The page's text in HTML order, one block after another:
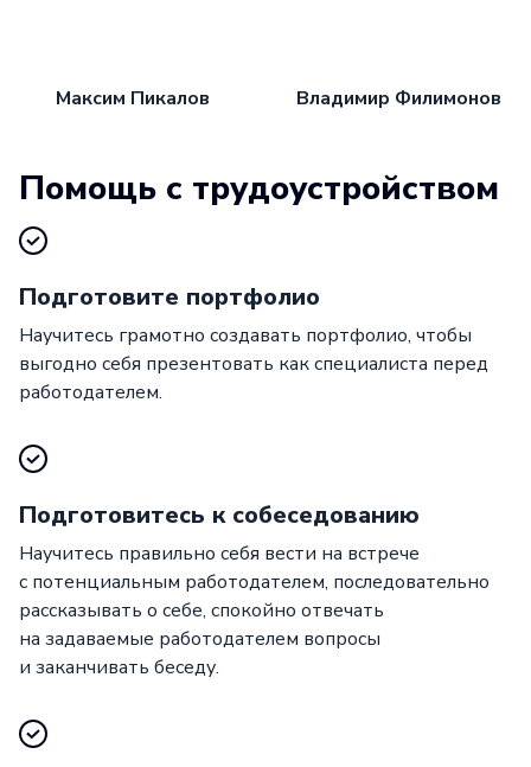
Максим Пикалов Владимир Филимонов
Помощь с трудоустройством
Подготовите портфолио
Научитесь грамотно создавать портфолио, чтобы
выгодно себя презентовать как специалиста перед
работодателем.
Подготовитесь к собеседованию
Научитесь правильно себя вести на встрече
с потенциальным работодателем, последовательно
рассказывать о себе, спокойно отвечать
на задаваемые работодателем вопросы
и заканчивать беседу.